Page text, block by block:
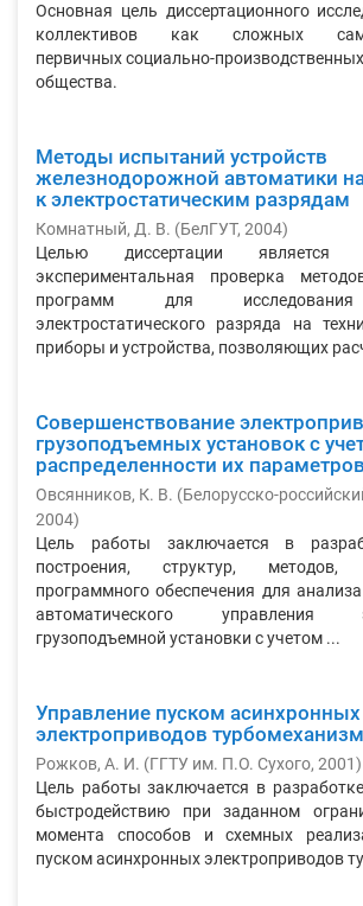
Основная цель диссертационного
коллективов как сложных
первичных социально-
общества.
Методы испытаний устройств
железнодорожной автоматики
к электростатическим разрядам
Комнатный, Д. В. (БелГУТ, 2004)
Целью диссертации является
экспериментальная проверка
программ для исследования
электростатического разряда на
приборы и устройства, позволяющих
Совершенствование
грузоподъемных установок с
распределенности их параметров
Овсянников, К. В. (Белорусско-
2004)
Цель работы заключается в
построения, структур,
программного обеспечения для
автоматического управления
грузоподъемной установки с учетом ...
Управление пуском асинхронных
электроприводов
Рожков, А. И. (ГГТУ им. П.О. Сухого, 2001)
Цель работы заключается в
быстродей­ствию при заданном
момента способов и схемных
пуском асинхронных электроприводов